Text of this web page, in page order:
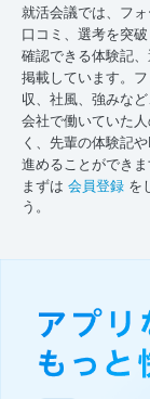
就活会議では、フ
口コミ、選考を突
確認できる体験記
掲載しています。
収、社風、強みな
会社で働いていた
く、先輩の体験記
進めることができま
まずは 会員登録 を
う。